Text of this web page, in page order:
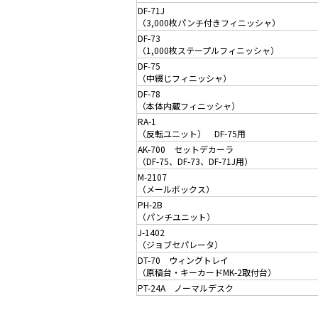
DF-71J
（3,000枚パンチ付きフィニッシャ）
DF-73
（1,000枚ステープルフィニッシャ）
DF-75
（中綴じフィニッシャ）
DF-78
（本体内蔵フィニッシャ）
RA-1
（反転ユニット） DF-75用
AK-700 セットデカーラ
（DF-75、DF-73、DF-71J用）
M-2107
（メールボックス）
PH-2B
（パンチユニット）
J-1402
（ジョブセパレータ）
DT-70 ウィングトレイ
（原稿台・キーカードMK-2取付台）
PT-24A ノーマルデスク